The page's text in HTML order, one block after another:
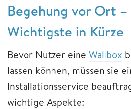
Begehung vor Ort –
Wichtigste in Kürze
Bevor Nutzer eine Wallbox
lassen können, müssen sie
Installationsservice
wichtige Aspekte: